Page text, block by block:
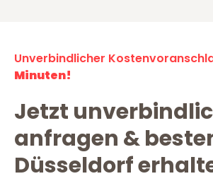
Unverbindlicher
Minuten!
Jetzt
anfragen &
Düsseldorf